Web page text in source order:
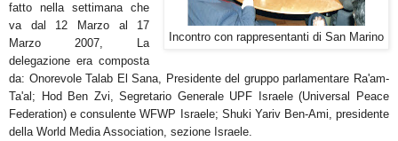
Incontro con rappresentanti di San Marino
fatto nella settimana che
va dal 12 Marzo al 17
Marzo 2007, La
delegazione era composta
da: Onorevole Talab El Sana, Presidente del gruppo parlamentare Ra'am-
Ta'al; Hod Ben Zvi, Segretario Generale UPF Israele (Universal Peace
Federation) e consulente WFWP Israele; Shuki Yariv Ben-Ami, presidente
della World Media Association, sezione Israele.